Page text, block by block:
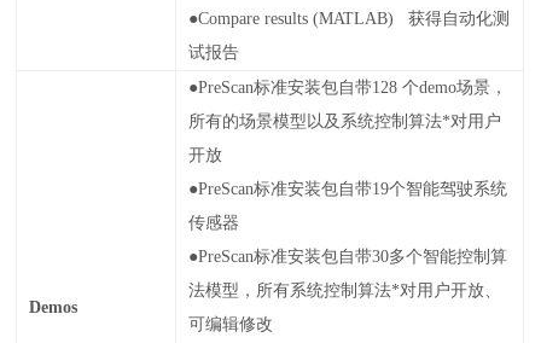
●Compare results (MATLAB)获得自动化测
试报告
Demos
●PreScan标准安装包自带128个demo场景，
所有的场景模型以及系统控制算法*对用户
开放
●PreScan标准安装包自带19个智能驾驶系统
传感器
●PreScan标准安装包自带30多个智能控制算
法模型，所有系统控制算法*对用户开放、
可编辑修改